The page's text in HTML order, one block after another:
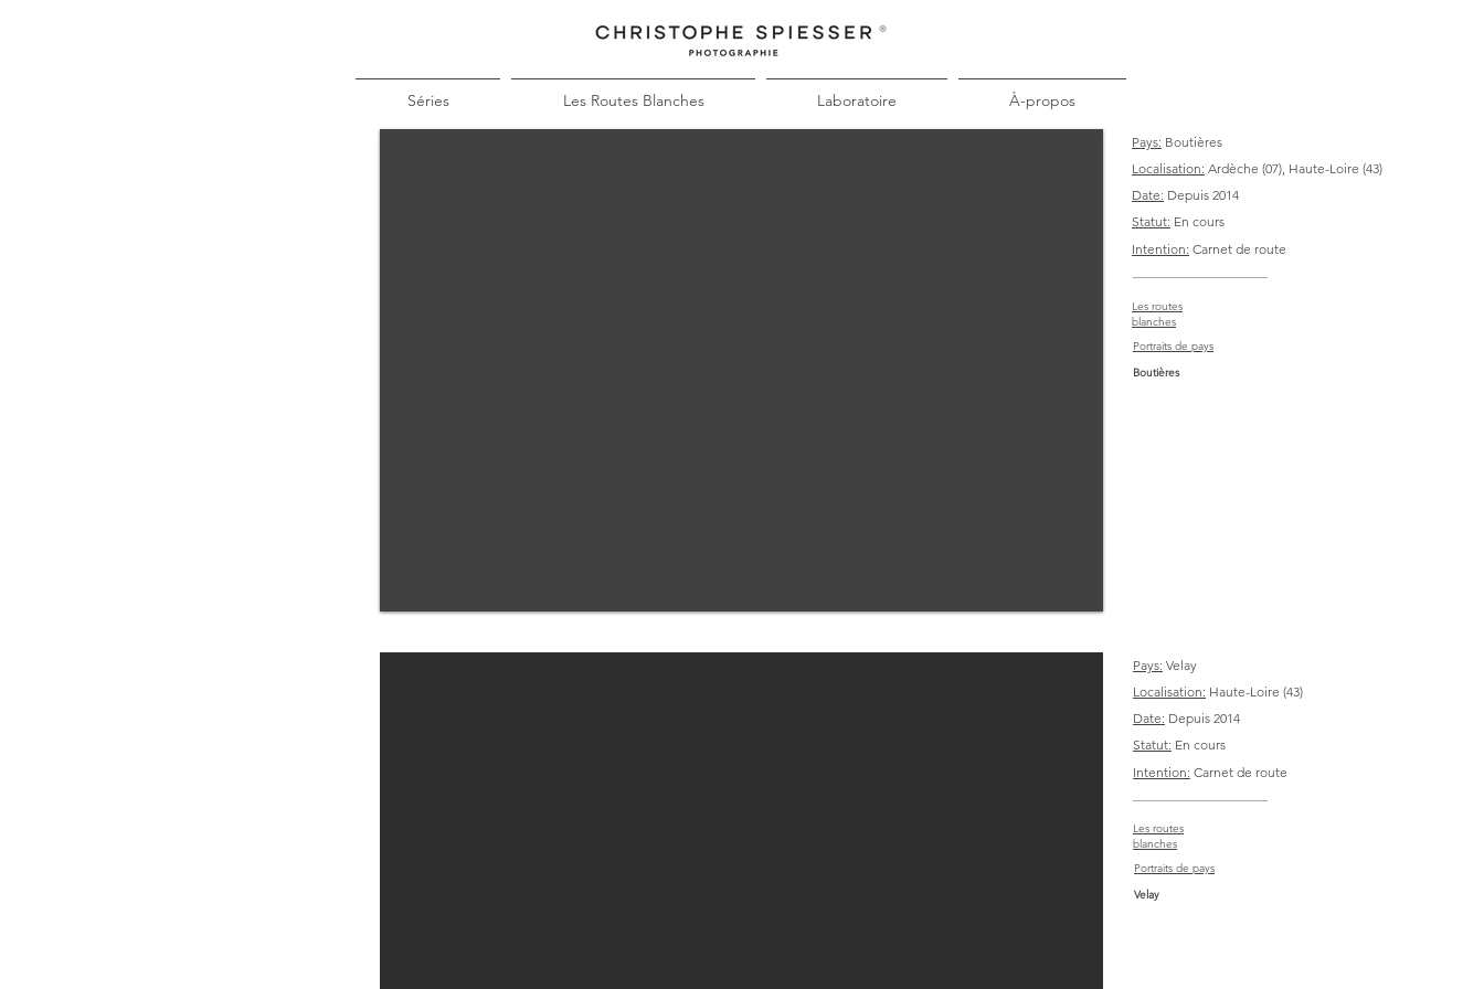
Séries Les Routes Blanches Laboratoire À-propos
Pays: Boutières
Localisation: Ardèche (07), Haute-Loire (43)
Date: Depuis 2014
Statut: En cours
Intention: Carnet de route
Les routes
blanches
Portraits de pays
Boutières
Pays: Velay
Localisation: Haute-Loire (43)
Date: Depuis 2014
Statut: En cours
Intention: Carnet de route
Les routes
blanches
Portraits de pays
Velay